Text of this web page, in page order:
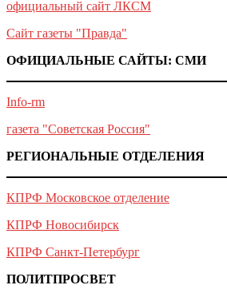
официальный сайт ЛКСМ
Сайт газеты "Правда"
ОФИЦИАЛЬНЫЕ САЙТЫ: СМИ
Info-rm
газета "Советская Россия"
РЕГИОНАЛЬНЫЕ ОТДЕЛЕНИЯ
КПРФ Московское отделение
КПРФ Новосибирск
КПРФ Санкт-Петербург
ПОЛИТПРОСВЕТ